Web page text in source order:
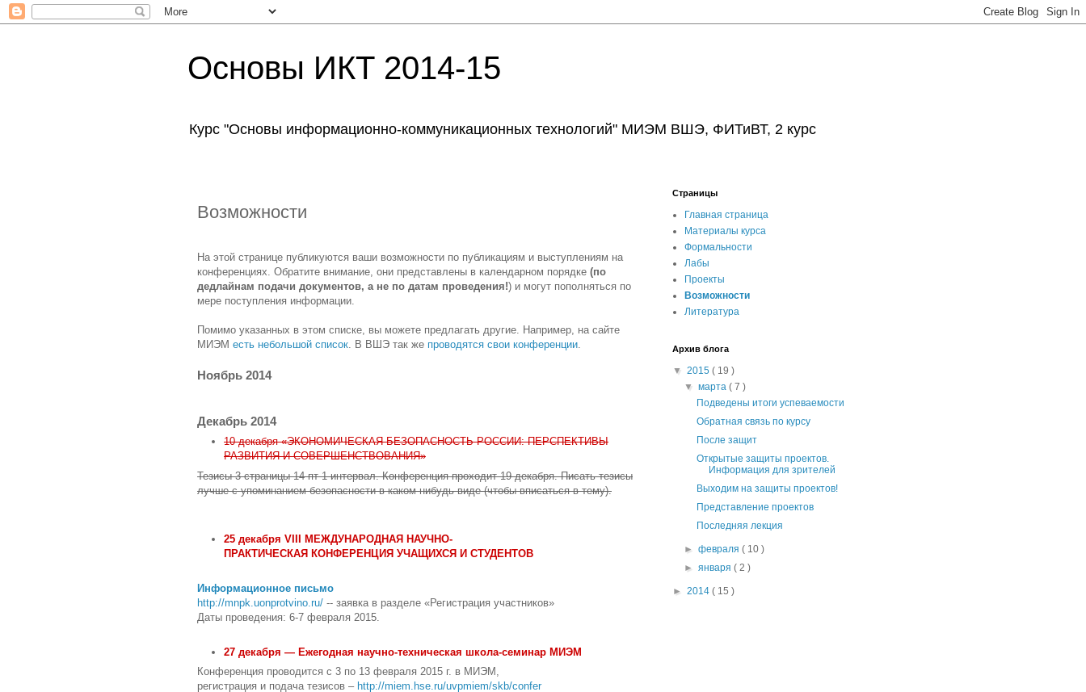
Основы ИКТ 2014-15
Курс "Основы информационно-коммуникационных технологий" МИЭМ ВШЭ, ФИТиВТ, 2 курс
Возможности
На этой странице публикуются ваши возможности по публикациям и выступлениям на
конференциях. Обратите внимание, они представлены в календарном порядке (по
дедлайнам подачи документов, а не по датам проведения!) и могут пополняться по
мере поступления информации.
Помимо указанных в этом списке, вы можете предлагать другие. Например, на сайте
МИЭМ есть небольшой список . В ВШЭ так же проводятся свои конференции
Ноябрь 2014
Декабрь 2014
10 декабря «ЭКОНОМИЧЕСКАЯ БЕЗОПАСНОСТЬ РОССИИ: ПЕРСПЕКТИВЫ
РАЗВИТИЯ И СОВЕРШЕНСТВОВАНИЯ»
Тезисы 3 страницы 14 пт 1 интервал. Конференция проходит 19 декабря. Писать тезисы
лучше с упоминанием безопасности в каком-нибудь виде (чтобы вписаться в тему).
25 декабря VIII МЕЖДУНАРОДНАЯ НАУЧНО-
ПРАКТИЧЕСКАЯ КОНФЕРЕНЦИЯ УЧАЩИХСЯ И СТУДЕНТОВ
Информационное письмо
http://mnpk.uonprotvino.ru/ -- заявка в разделе «Регистрация участников»
Даты проведения: 6-7 февраля 2015.
27 декабря — Ежегодная научно-техническая школа-семинар МИЭМ
Конференция проводится с 3 по 13 февраля 2015 г. в МИЭМ,
регистрация и подача тезисов – http://miem.hse.ru/uvpmiem/skb/confer
Страницы
Главная страница
Материалы курса
Формальности
Лабы
Проекты
Возможности
Литература
Архив блога
▼ 2015 ( 19 )
▼марта( 7 )
Подведены итоги успеваемости
Обратная связь по курсу
После защит
Открытые защиты проектов.
Информация для зрителей
Выходим на защиты проектов!
Представление проектов
Последняя лекция
►февраля( 10 )
►января( 2 )
► 2014 ( 15 )